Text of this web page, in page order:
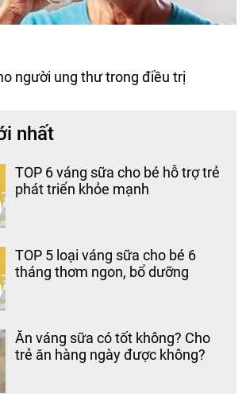
người ung thư trong điều trị
nhất
TOP 6 váng sữa cho bé hỗ trợ trẻ
phát triển khỏe mạnh
TOP 5 loại váng sữa cho bé 6
tháng thơm ngon, bổ dưỡng
Ăn váng sữa có tốt không? Cho
trẻ ăn hàng ngày được không?